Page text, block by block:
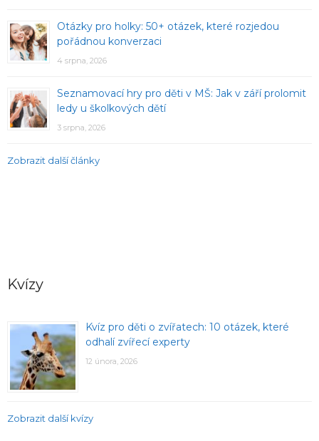
Otázky pro holky: 50+ otázek, které rozjedou
pořádnou konverzaci
4 srpna, 2026
Seznamovací hry pro děti v MŠ: Jak v září prolomit
ledy u školkových dětí
3 srpna, 2026
Zobrazit další články
Kvízy
Kvíz pro děti o zvířatech: 10 otázek, které
odhalí zvířecí experty
12 února, 2026
Zobrazit další kvízy